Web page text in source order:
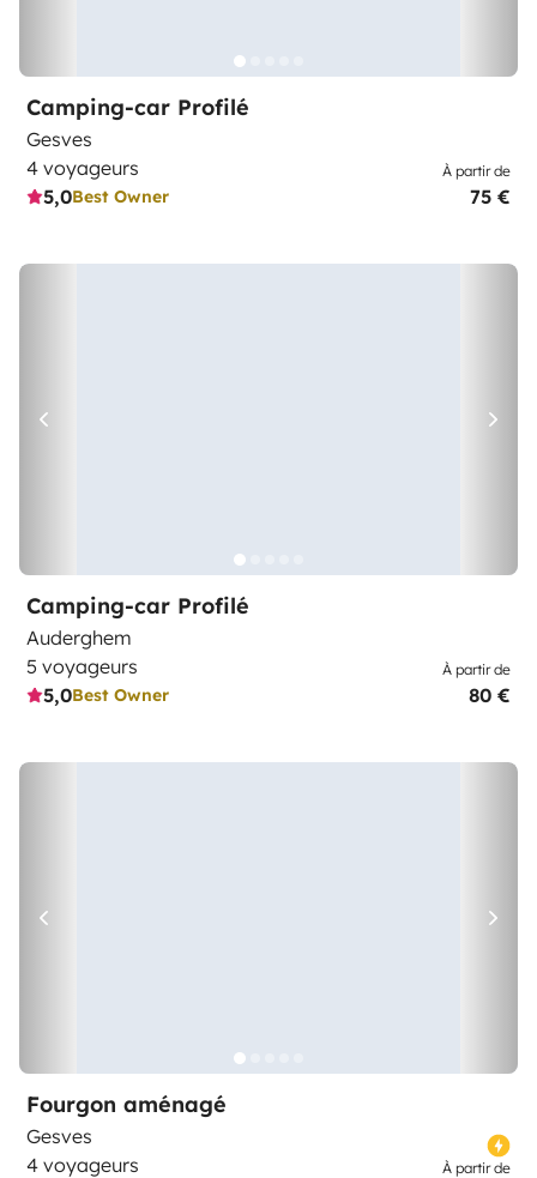
Camping-car Profilé
Gesves
4 voyageurs
5,0Best Owner
À partir de
75 €
Camping-car Profilé
Auderghem
5 voyageurs
5,0Best Owner
À partir de
80 €
Fourgon aménagé
Gesves
4 voyageurs
À partir de